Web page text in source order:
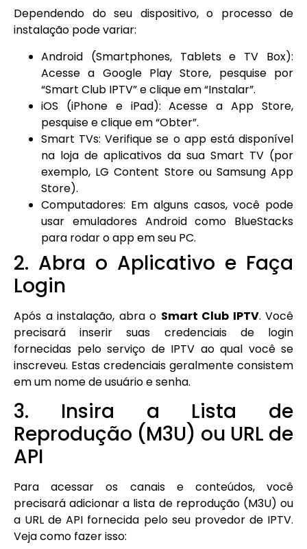
Dependendo do seu dispositivo, o processo de
instalação pode variar:
Android (Smartphones, Tablets e TV Box):
Acesse a Google Play Store, pesquise por
“Smart Club IPTV” e clique em “Instalar”.
iOS (iPhone e iPad): Acesse a App Store,
pesquise e clique em “Obter”.
Smart TVs: Verifique se o app está disponível
na loja de aplicativos da sua Smart TV (por
exemplo, LG Content Store ou Samsung App
Store).
Computadores: Em alguns casos, você pode
usar emuladores Android como BlueStacks
para rodar o app em seu PC.
2. Abra o Aplicativo e Faça
Login
Após a instalação, abra o Smart Club IPTV. Você
precisará inserir suas credenciais de login
fornecidas pelo serviço de IPTV ao qual você se
inscreveu. Estas credenciais geralmente consistem
em um nome de usuário e senha.
3. Insira a Lista de
Reprodução (M3U) ou URL de
API
Para acessar os canais e conteúdos, você
precisará adicionar a lista de reprodução (M3U) ou
a URL de API fornecida pelo seu provedor de IPTV.
Veja como fazer isso: